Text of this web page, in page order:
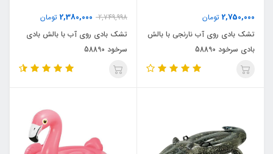
2,750,000 تومان
تشک بادی روی آب نارنجی با بالش
بادی سرخود 58890
2,749,998
2,380,000 تومان
تشک بادی روی آب با بالش بادی
سرخود 58890